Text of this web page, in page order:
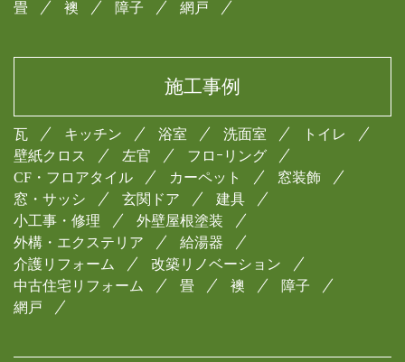
畳 襖 障子 網戸
施工事例
瓦 キッチン 浴室 洗面室
トイレ
壁紙クロス
左官
フロｰリング
CF・フロアタイル
カーペット
窓装飾
窓・サッシ
玄関ドア
建具
小工事・修理
外壁屋根塗装
外構・エクステリア
給湯器
介護リフォーム
改築リノベーション
中古住宅リフォーム
畳 襖
障子
網戸